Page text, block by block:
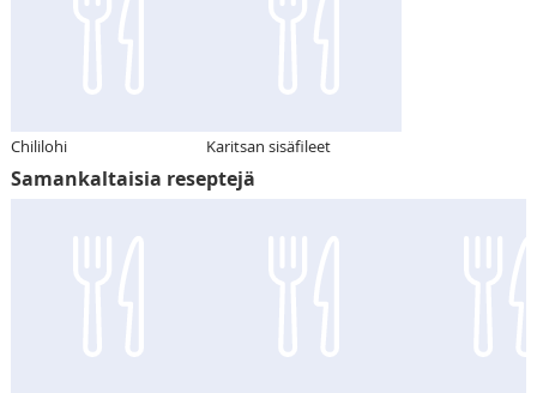
Chililohi Karitsan sisäfileet
Samankaltaisia reseptejä